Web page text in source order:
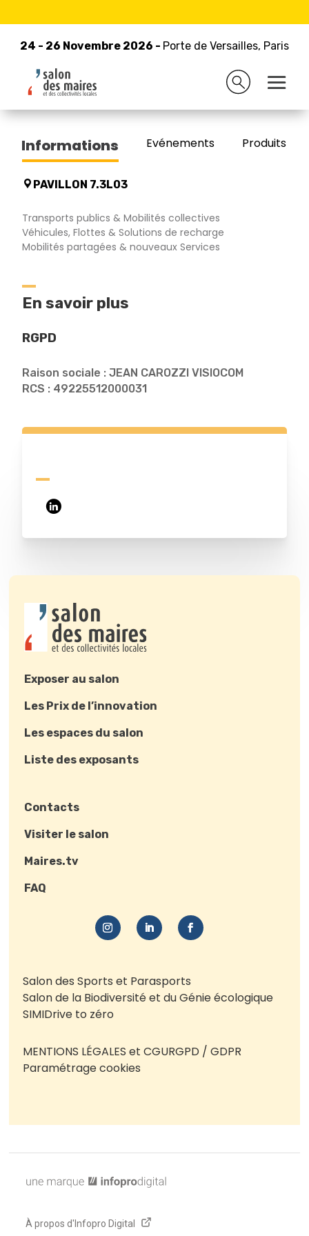
24 - 26 Novembre 2026 - Porte de Versailles, Paris
24 - 26 Novembre 2026 - Porte de Versailles, Paris
Retour à la liste des exposants
JEAN CAROZZI VISIOCOM
Informations Evénements Produits/
PAVILLON 7.3L03
Transports publics & Mobilités collectives
Véhicules, Flottes & Solutions de recharge
Mobilités partagées & nouveaux Services
En savoir plus
RGPD
Raison sociale : JEAN CAROZZI VISIOCOM
RCS : 49225512000031
Exposer au salon
Les Prix de l’innovation
Les espaces du salon
Liste des exposants
Contacts
Visiter le salon
Maires.tv
FAQ
Salon des Sports et Parasports
Salon de la Biodiversité et du Génie écologique
SIMIDrive to zéro
MENTIONS LÉGALES et CGURGPD / GDPR
Paramétrage cookies